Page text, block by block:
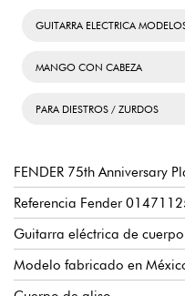
tanto, una elección
como el surf o el garage
guitarrista más
GUITARRA ELECTRICA
MANGO CON CABEZA
PARA DIESTROS / ZURDOS
FENDER 75th Anniversary
Referencia Fender
Guitarra eléctrica de
Modelo fabricado en